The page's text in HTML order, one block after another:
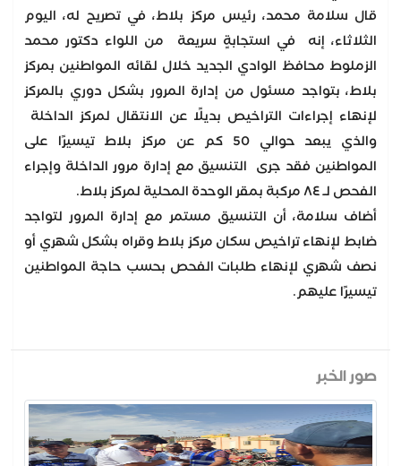
قال سلامة محمد، رئيس مركز بلاط، في تصريح له، اليوم
الثلاثاء، إنه في استجابةٍ سريعة من اللواء دكتور محمد
الزملوط محافظ الوادي الجديد خلال لقائه المواطنين بمركز
بلاط، بتواجد مسئول من إدارة المرور بشكل دوري بالمركز
لإنهاء إجراءات التراخيص بديلًا عن الانتقال لمركز الداخلة
والذي يبعد حوالي 50 كم عن مركز بلاط تيسيرًا على
المواطنين فقد جرى التنسيق مع إدارة مرور الداخلة وإجراء
الفحص لـ ٨٤ مركبة بمقر الوحدة المحلية لمركز بلاط.
أضاف سلامة، أن التنسيق مستمر مع إدارة المرور لتواجد
ضابط لإنهاء تراخيص سكان مركز بلاط وقراه بشكل شهري أو
نصف شهري لإنهاء طلبات الفحص بحسب حاجة المواطنين
تيسيرًا عليهم.
صور الخبر